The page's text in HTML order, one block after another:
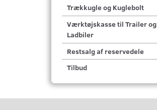
Trækkugle og Kuglebolt
Værktøjskasse til Trailer og
Ladbiler
Restsalg af reservedele
Tilbud